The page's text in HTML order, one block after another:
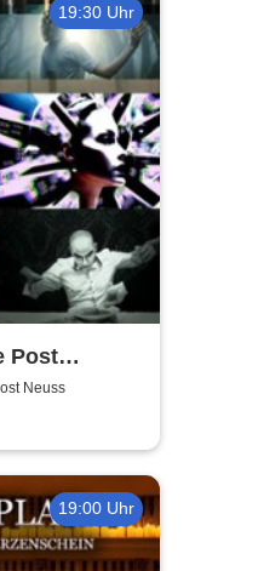
19:30 Uhr
Post
Neuss
19:00 Uhr